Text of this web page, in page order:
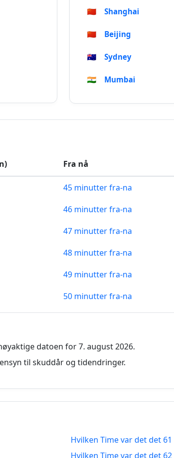
🇨🇳 Shanghai
🇨🇳 Beijing
🇦🇺 Sydney
🇮🇳 Mumbai
Fra nå
45 minutter fra-na
46 minutter fra-na
47 minutter fra-na
48 minutter fra-na
49 minutter fra-na
50 minutter fra-na
53 minutter fra-na
55 minutter fra-na
datoen for 7. august 2026.
til skuddår og tidendringer.
Hvilken Time var det det
Hvilken Time var det det